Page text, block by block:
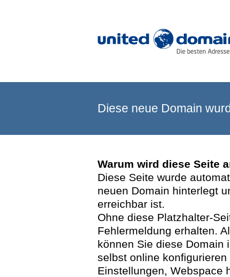
Diese neue Domain
Warum wird diese Seite
Diese Seite wurde
neuen Domain hinterlegt
erreichbar ist.
Ohne diese Platzhalter-
Fehlermeldung erhalten.
können Sie diese Domain
selbst online
Einstellungen, Webspace